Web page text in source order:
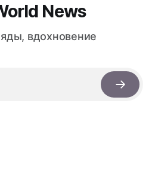
News
вдохновение